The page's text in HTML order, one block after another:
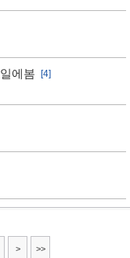
에봄
[4]
> >>